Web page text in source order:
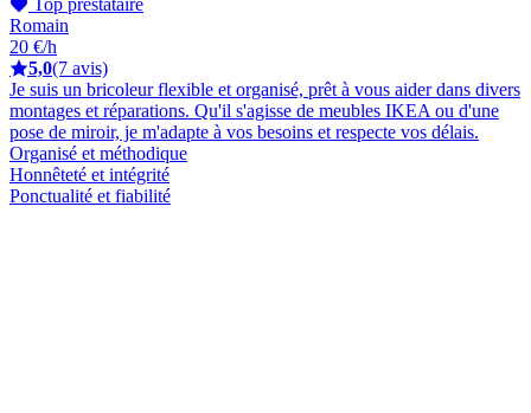
Romain
20 €/h
5,0(7 avis)
Je suis un bricoleur flexible et organisé, prêt à vous aider dans divers
montages et réparations. Qu'il s'agisse de meubles IKEA ou d'une
pose de miroir, je m'adapte à vos besoins et respecte vos délais.
Organisé et méthodique
Honnêteté et intégrité
Ponctualité et fiabilité